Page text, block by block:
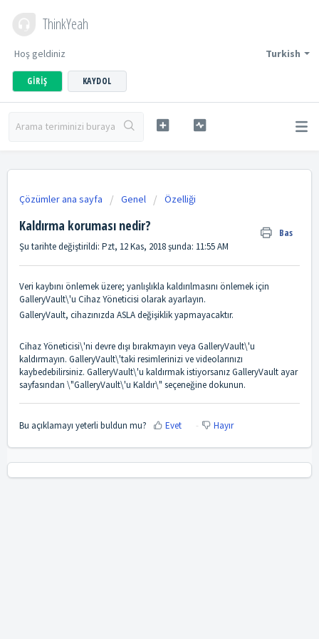
ThinkYeah
Turkish
Hoş geldiniz
GIRIŞ KAYDOL
Çözümler ana sayfa Genel Özelliği
Kaldırma koruması nedir? Bas
Şu tarihte değiştirildi: Pzt, 12 Kas, 2018 şunda: 11:55 AM
Veri kaybını önlemek üzere; yanlışlıkla kaldırılmasını önlemek için
GalleryVault\'u Cihaz Yöneticisi olarak ayarlayın.
GalleryVault, cihazınızda ASLA değişiklik yapmayacaktır.
Cihaz Yöneticisi\'ni devre dışı bırakmayın veya GalleryVault\'u
kaldırmayın. GalleryVault\'taki resimlerinizi ve videolarınızı
kaybedebilirsiniz. GalleryVault\'u kaldırmak istiyorsanız GalleryVault ayar
sayfasından \"GalleryVault\'u Kaldır\" seçeneğine dokunun.
Bu açıklamayı yeterli buldun mu? Evet Hayır